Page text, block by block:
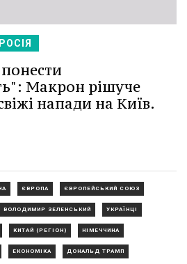
РОСІЯ
Макрон рішуче
напади на Київ.
ЄВРОПА ЄВРОПЕЙСЬКИЙ СОЮЗ
ВОЛОДИМИР ЗЕЛЕНСЬКИЙ УКРАЇНЦІ
КИТАЙ (РЕГІОН) НІМЕЧЧИНА
ЕКОНОМІКА ДОНАЛЬД ТРАМП